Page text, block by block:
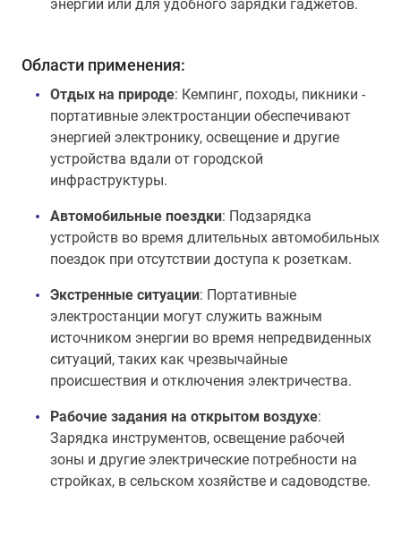
энергии или для удобного зарядки гаджетов.
Области применения:
Отдых на природе: Кемпинг, походы, пикники -
портативные электростанции обеспечивают
энергией электронику, освещение и другие
устройства вдали от городской
инфраструктуры.
Автомобильные поездки: Подзарядка
устройств во время длительных автомобильных
поездок при отсутствии доступа к розеткам.
Экстренные ситуации: Портативные
электростанции могут служить важным
источником энергии во время непредвиденных
ситуаций, таких как чрезвычайные
происшествия и отключения электричества.
Рабочие задания на открытом воздухе:
Зарядка инструментов, освещение рабочей
зоны и другие электрические потребности на
стройках, в сельском хозяйстве и садоводстве.